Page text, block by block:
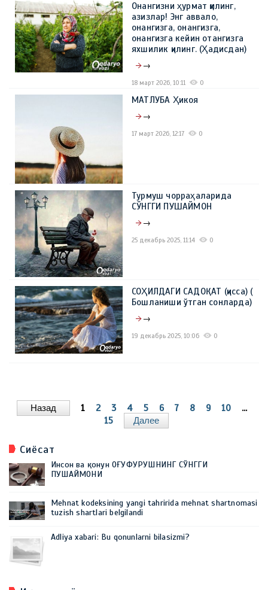
Онангизни ҳурмат қилинг,
азизлар! Энг аввало,
онангизга, онангизга,
онангизга кейин отангизга
яхшилик қилинг. (Ҳадисдан)
→
18 март 2026, 10:11 0
МАТЛУБА Ҳикоя
→
17 март 2026, 12:17 0
Турмуш чорраҳаларида
СЎНГГИ ПУШАЙМОН
→
25 декабрь 2025, 11:14 0
СОҲИЛДАГИ САДОҚАТ (қисса) (
Бошланиши ўтган сонларда)
→
19 декабрь 2025, 10:06 0
Назад 1 2 3 4 5 6 7 8 9 10
...
15
Далее
Сиёсат
Инсон ва қонун ОҒУФУРУШНИНГ СЎНГГИ
ПУШАЙМОНИ
Mehnat kodeksining yangi tahririda mehnat shartnomasi
tuzish shartlari belgilandi
Adliya xabari: Bu qonunlarni bilasizmi?